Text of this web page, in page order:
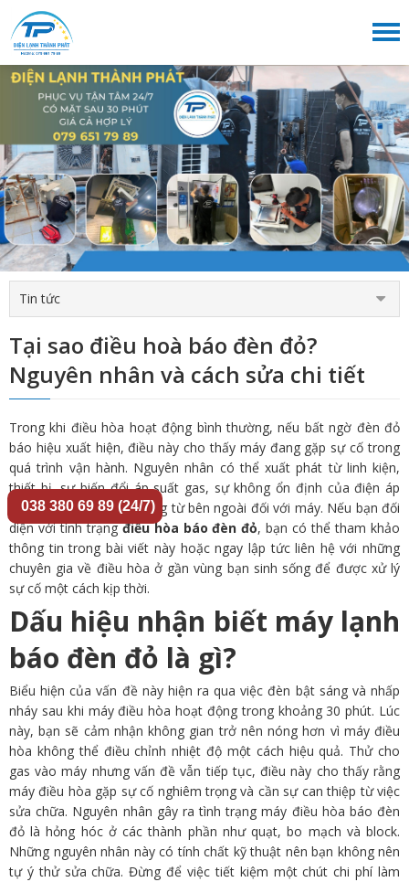
Tin tức
Tại sao điều hoà báo đèn đỏ?
Nguyên nhân và cách sửa chi tiết
Trong khi điều hòa hoạt động bình thường, nếu bất ngờ đèn đỏ
báo hiệu xuất hiện, điều này cho thấy máy đang gặp sự cố trong
quá trình vận hành. Nguyên nhân có thể xuất phát từ linh kiện,
thiết bị, sự biến đổi áp suất gas, sự không ổn định của điện áp
hoặc thậm chí từ tác động từ bên ngoài đối với máy. Nếu bạn đối
diện với tình trạngđiều hòa báo đèn đỏ, bạn có thể tham khảo
thông tin trong bài viết này hoặc ngay lập tức liên hệ với những
chuyên gia về điều hòa ở gần vùng bạn sinh sống để được xử lý
sự cố một cách kịp thời.
Dấu hiệu nhận biết máy lạnh
báo đèn đỏ là gì?
Biểu hiện của vấn đề này hiện ra qua việc đèn bật sáng và nhấp
nháy sau khi máy điều hòa hoạt động trong khoảng 30 phút. Lúc
này, bạn sẽ cảm nhận không gian trở nên nóng hơn vì máy điều
hòa không thể điều chỉnh nhiệt độ một cách hiệu quả. Thử cho
gas vào máy nhưng vấn đề vẫn tiếp tục, điều này cho thấy rằng
máy điều hòa gặp sự cố nghiêm trọng và cần sự can thiệp từ việc
sửa chữa. Nguyên nhân gây ra tình trạng máy điều hòa báo đèn
đỏ là hỏng hóc ở các thành phần như quạt, bo mạch và block.
Những nguyên nhân này có tính chất kỹ thuật nên bạn không nên
tự ý thử sửa chữa. Đừng để việc tiết kiệm một chút chi phí làm
038 380 69 89 (24/7)